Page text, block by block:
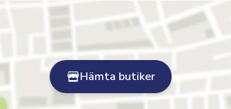
Hämta butiker